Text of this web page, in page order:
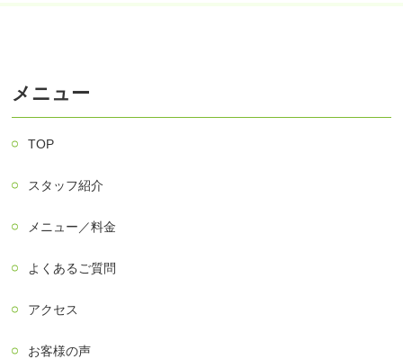
メニュー
TOP
スタッフ紹介
メニュー／料金
よくあるご質問
アクセス
お客様の声